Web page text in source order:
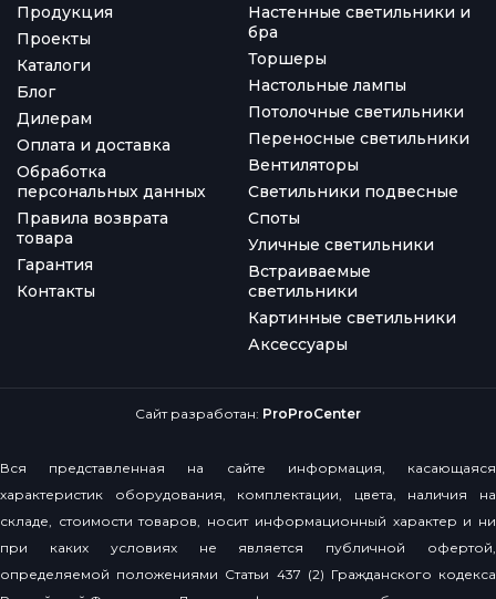
Продукция
Проекты
Каталоги
Блог
Дилерам
Оплата и доставка
Обработка
персональных данных
Правила возврата
товара
Гарантия
Контакты
Настенные светильники и
бра
Торшеры
Настольные лампы
Потолочные светильники
Переносные светильники
Вентиляторы
Светильники подвесные
Споты
Уличные светильники
Встраиваемые
светильники
Картинные светильники
Аксессуары
Сайт разработан: ProProCenter
Вся представленная на сайте информация, касающаяся
характеристик оборудования, комплектации, цвета, наличия на
складе, стоимости товаров, носит информационный характер и ни
при каких условиях не является публичной офертой,
определяемой положениями Статьи 437 (2) Гражданского кодекса